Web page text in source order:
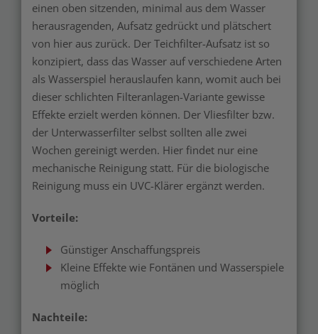
einen oben sitzenden, minimal aus dem Wasser
herausragenden, Aufsatz gedrückt und plätschert
von hier aus zurück. Der Teichfilter-Aufsatz ist so
konzipiert, dass das Wasser auf verschiedene Arten
als Wasserspiel herauslaufen kann, womit auch bei
dieser schlichten Filteranlagen-Variante gewisse
Effekte erzielt werden können. Der Vliesfilter bzw.
der Unterwasserfilter selbst sollten alle zwei
Wochen gereinigt werden. Hier findet nur eine
mechanische Reinigung statt. Für die biologische
Reinigung muss ein UVC-Klärer ergänzt werden.
Vorteile:
Günstiger Anschaffungspreis
Kleine Effekte wie Fontänen und Wasserspiele
möglich
Nachteile: